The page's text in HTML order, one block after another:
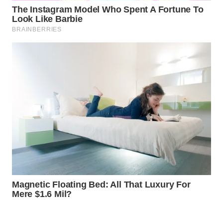
KONSUMEN
WAHANA
LISTRIK
WAHANA
TV
WAHANANEWS
ID
WAHANANEWS
CO ID